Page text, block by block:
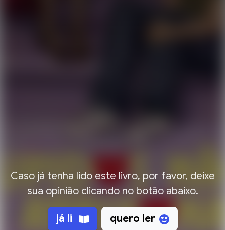
Caso já tenha lido este livro, por favor, deixe
sua opinião clicando no botão abaixo.
já li quero ler